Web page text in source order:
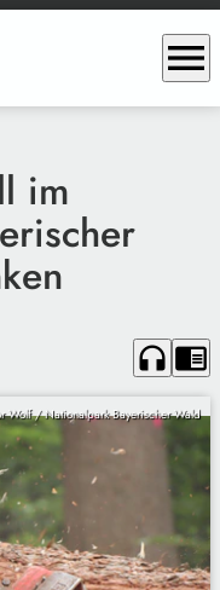
menu
im
headphones chrome_reader_mode
Wolf / Nationalpark Bayerischer Wald